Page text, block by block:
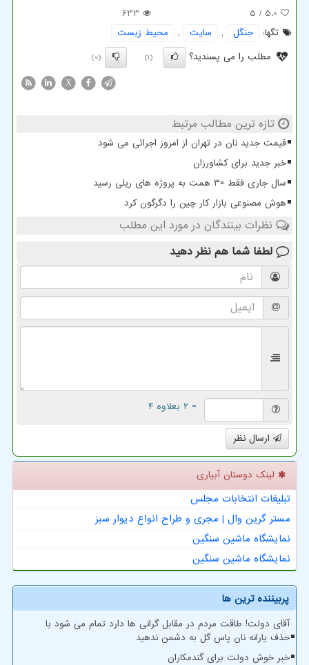
5.0
/ 5
633
تگها:
جنگل , سایت ,
محیط زیست
مطلب را می پسندید؟
(1)
(0)
X
تازه ترین مطالب مرتبط
قیمت جدید نان در تهران از امروز اجرائی می شود
خبر جدید برای کشاورزان
سال جاری فقط ۳۰ همت به پروژه های ریلی رسید
هوش مصنوعی بازار کار چین را دگرگون کرد
نظرات بینندگان در مورد این مطلب
لطفا شما هم نظر دهید
= ۲ بعلاوه ۴
ارسال نظر
لینک دوستان آبیاری
تبلیغات انتخابات مجلس
مستر گرین وال | مجری و طراح انواع دیوار سبز
نمایشگاه ماشین سنگین
نمایشگاه ماشین سنگین
پربیننده ترین ها
آقای دولت! طاقت مردم در مقابل گرانی ها دارد تمام می شود با
حذف یارانه نان پاس گل به دشمن ندهید
خبر خوش دولت برای گندمکاران